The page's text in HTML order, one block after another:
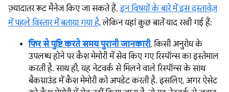
ज़्यादातर रूट मैनेज किए जा सकते हैं.इन विषयों के बारे में इस दस्तावेज़
में पहले विस्तार में बताया गया है, लेकिन यहां कुछ बातें याद रखी गई हैं:
फिर से पुष्टि करते समय पुरानी जानकारी, किसी अनुरोध के
उपलब्ध होने पर कैश मेमोरी में सेव किए गए रिस्पॉन्स का इस्तेमाल
करती है. साथ ही, यह नेटवर्क से मिलने वाले रिस्पॉन्स के साथ
बैकग्राउंड में कैश मेमोरी को अपडेट करती है. इसलिए, अगर ऐसेट